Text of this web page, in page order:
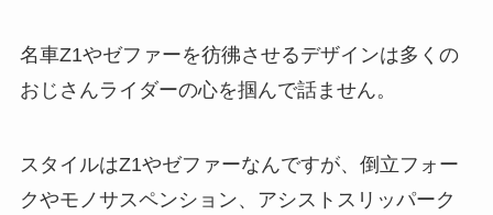
名車Z1やゼファーを彷彿させるデザインは多くの
おじさんライダーの心を掴んで話ません。
スタイルはZ1やゼファーなんですが、倒立フォー
クやモノサスペンション、アシストスリッパーク